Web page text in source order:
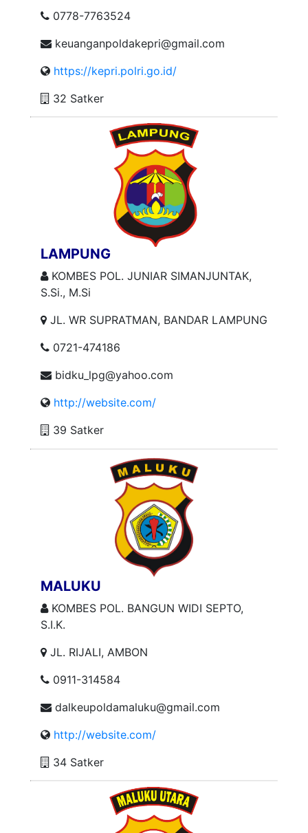
0778-7763524
keuanganpoldakepri@gmail.com
https://kepri.polri.go.id/
32 Satker
LAMPUNG
KOMBES POL. JUNIAR SIMANJUNTAK,
S.Si., M.Si
JL. WR SUPRATMAN, BANDAR LAMPUNG
0721-474186
bidku_lpg@yahoo.com
http://website.com/
39 Satker
MALUKU
KOMBES POL. BANGUN WIDI SEPTO,
S.I.K.
JL. RIJALI, AMBON
0911-314584
dalkeupoldamaluku@gmail.com
http://website.com/
34 Satker